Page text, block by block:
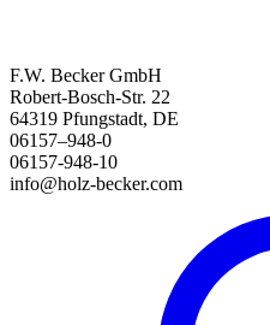
F.W. Becker GmbH
Robert-Bosch-Str. 22
64319 Pfungstadt, DE
06157–948-0
06157-948-10
info@holz-becker.com